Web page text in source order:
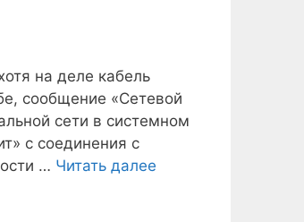
на деле кабель
сообщение «Сетевой
сети в системном
с соединения с
… Читать далее